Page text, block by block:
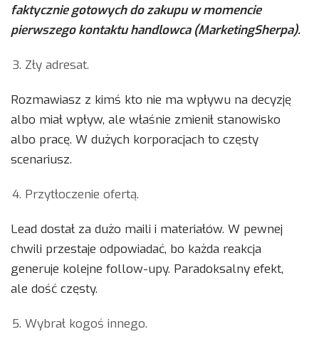
faktycznie gotowych do zakupu w momencie
pierwszego kontaktu handlowca (MarketingSherpa).
Zły adresat.
Rozmawiasz z kimś kto nie ma wpływu na decyzję
albo miał wpływ, ale właśnie zmienił stanowisko
albo pracę. W dużych korporacjach to częsty
scenariusz.
Przytłoczenie ofertą.
Lead dostał za dużo maili i materiałów. W pewnej
chwili przestaje odpowiadać, bo każda reakcja
generuje kolejne follow-upy. Paradoksalny efekt,
ale dość częsty.
Wybrał kogoś innego.